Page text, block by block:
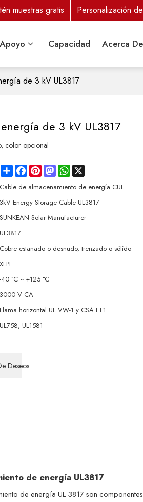
muestras gratis Personalización
Apoyo Capacidad Acerca De
de 3 kV UL3817
de 3 kV UL3817
color opcional
ShareFacebookPinterestMastodonWhatsApp
Cable de almacenamiento de energía CUL
3kV Energy Storage Cable UL3817
SUNKEAN Solar Manufacturer
UL3817
Cobre estañado o desnudo, trenzado o sólido
XLPE
-40 °C ~ +125 °C
3000 V CA
Llama horizontal UL VW-1 y CSA FT1
UL758, UL1581
Deseos
de energía UL3817
de energía UL 3817 son